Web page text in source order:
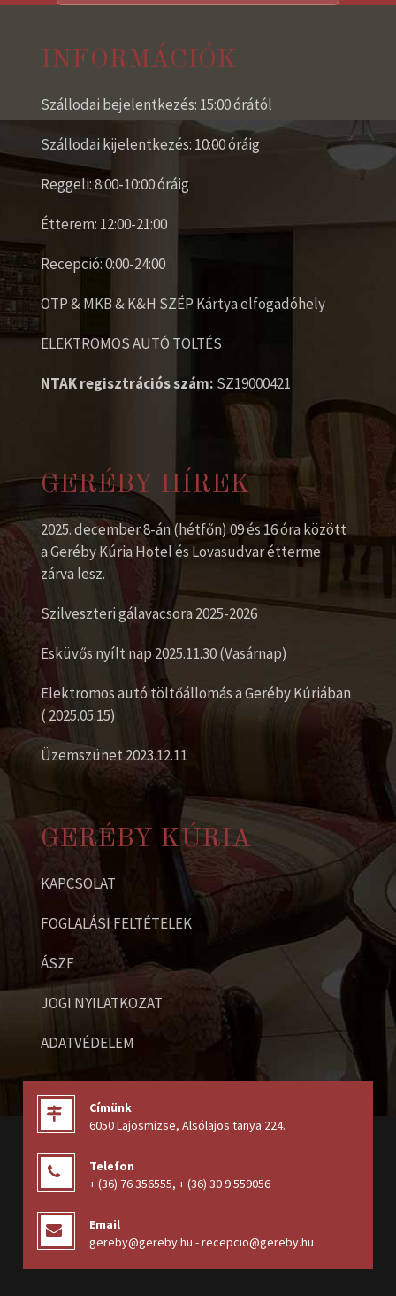
INFORMÁCIÓK
Szállodai bejelentkezés: 15:00 órától
Szállodai kijelentkezés: 10:00 óráig
Reggeli: 8:00-10:00 óráig
Étterem: 12:00-21:00
Recepció: 0:00-24:00
OTP & MKB & K&H SZÉP Kártya elfogadóhely
ELEKTROMOS AUTÓ TÖLTÉS
NTAK regisztrációs szám: SZ19000421
GERÉBY HÍREK
2025. december 8-án (hétfőn) 09 és 16 óra között
a Geréby Kúria Hotel és Lovasudvar étterme
zárva lesz.
Szilveszteri gálavacsora 2025-2026
Esküvős nyílt nap 2025.11.30 (Vasárnap)
Elektromos autó töltőállomás a Geréby Kúriában
( 2025.05.15)
Üzemszünet 2023.12.11
GERÉBY KÚRIA
KAPCSOLAT
FOGLALÁSI FELTÉTELEK
ÁSZF
JOGI NYILATKOZAT
ADATVÉDELEM
Címünk
6050 Lajosmizse, Alsólajos tanya 224.
Telefon
+ (36) 76 356555, + (36) 30 9 559056
Email
gereby@gereby.hu - recepcio@gereby.hu